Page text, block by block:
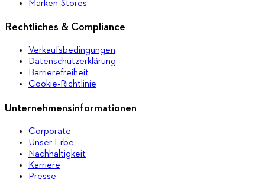
Marken-Stores
Rechtliches & Compliance
Verkaufsbedingungen
Datenschutzerklärung
Barrierefreiheit
Cookie-Richtlinie
Unternehmensinformationen
Corporate
Unser Erbe
Nachhaltigkeit
Karriere
Presse